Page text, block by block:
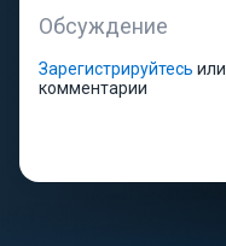
Обсуждение
Зарегистрируйтесь или
комментарии